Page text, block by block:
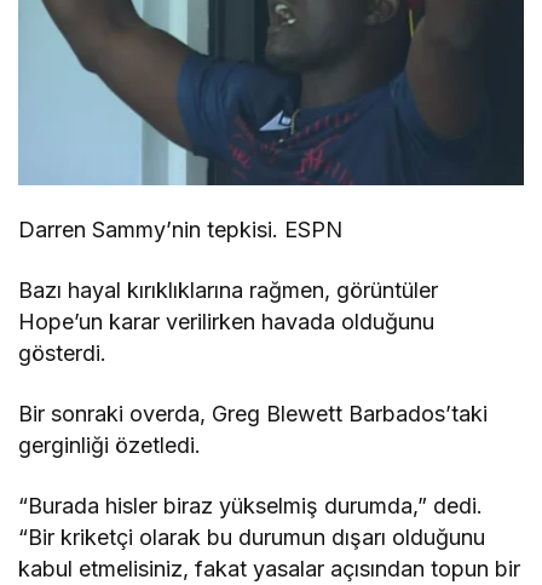
Darren Sammy’nin tepkisi. ESPN
Bazı hayal kırıklıklarına rağmen, görüntüler
Hope’un karar verilirken havada olduğunu
gösterdi.
Bir sonraki overda, Greg Blewett Barbados’taki
gerginliği özetledi.
“Burada hisler biraz yükselmiş durumda,” dedi.
“Bir kriketçi olarak bu durumun dışarı olduğunu
kabul etmelisiniz, fakat yasalar açısından topun bir